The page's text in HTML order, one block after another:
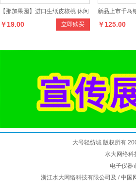
【那加果园】进口生纸皮核桃 休闲
干果炒货零食带壳大核桃立即购买
￥19.00
新品上市千岛
100克罐装正品
￥125.00
大号轻纺城 版权所有
水大网络科
电子仪器
浙江水大网络科技有限公司及 / 中